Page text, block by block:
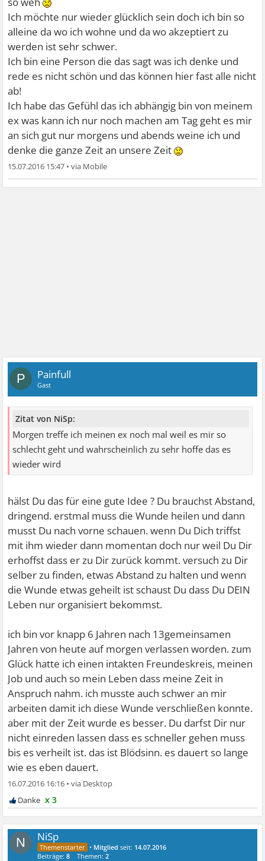
Ich möchte nur wieder glücklich sein doch ich bin so
alleine da wo ich wohne und da wo akzeptiert zu
werden ist sehr schwer.
Ich bin eine Person die das sagt was ich denke und
rede es nicht schön und das können hier fast alle nicht
ab!
Ich habe das Gefühl das ich abhängig bin von meinem
ex was kann ich nur noch machen am Tag geht es mir
an sich gut nur morgens und abends weine ich und
denke die ganze Zeit an unsere Zeit
15.07.2016 15:47 •
P Painfull
Gast
Zitat von NiSp:
Morgen treffe ich meinen ex noch mal weil es mir so
schlecht geht und wahrscheinlich zu sehr hoffe das es
wieder wird
hälst Du das für eine gute Idee ? Du brauchst Abstand,
dringend. erstmal muss die Wunde heilen und dann
musst Du nach vorne schauen. wenn Du Dich triffst
mit ihm wieder dann momentan doch nur weil Du Dir
erhoffst dass er zu Dir zurück kommt. versuch zu Dir
selber zu finden, etwas Abstand zu halten und wenn
die Wunde etwas geheilt ist schaust Du dass Du DEIN
Leben nur organisiert bekommst.
ich bin vor knapp 6 Jahren nach 13gemeinsamen
Jahren von heute auf morgen verlassen worden. zum
Glück hatte ich einen intakten Freundeskreis, meinen
Job und auch so mein Leben dass meine Zeit in
Anspruch nahm. ich musste auch schwer an mir
arbeiten damit ich diese Wunde verschließen konnte.
aber mit der Zeit wurde es besser. Du darfst Dir nur
nicht einreden lassen dass es schneller gehen muss
bis es verheilt ist. das ist Blödsinn. es dauert so lange
wie es eben dauert.
16.07.2016 16:16 •
x 3
N NiSp
• Mitglied seit: 14.07.2016
Beiträge:8 Themen:2